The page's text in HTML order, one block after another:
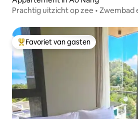
Prachtig uitzicht op zee • Zwembad
Topfavoriet van gasten
Favoriet van gasten